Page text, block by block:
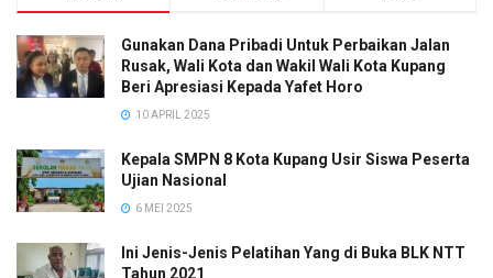
Gunakan Dana Pribadi Untuk Perbaikan Jalan
Rusak, Wali Kota dan Wakil Wali Kota Kupang
Beri Apresiasi Kepada Yafet Horo
10 APRIL 2025
Kepala SMPN 8 Kota Kupang Usir Siswa Peserta
Ujian Nasional
6 MEI 2025
Ini Jenis-Jenis Pelatihan Yang di Buka BLK NTT
Tahun 2021